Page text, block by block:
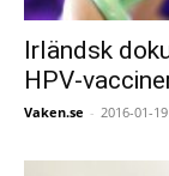
Irländsk
HPV-
Vaken.se - 2016-01-19